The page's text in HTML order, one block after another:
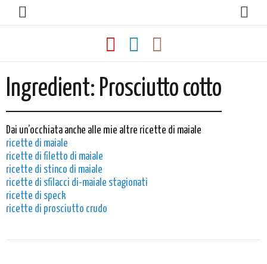
Ingredient: Prosciutto cotto
Dai un’occhiata anche alle mie altre ricette di maiale
ricette di maiale
ricette di filetto di maiale
ricette di stinco di maiale
ricette di sfilacci di-maiale stagionati
ricette di speck
ricette di prosciutto crudo